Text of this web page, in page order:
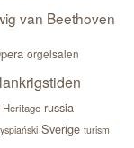
van Beethoven
orgelsalen
russia
Sverige turism